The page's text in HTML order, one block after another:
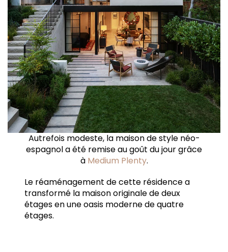
Autrefois modeste, la maison de style néo-
espagnol a été remise au goût du jour grâce
à Medium Plenty.
Le réaménagement de cette résidence a
transformé la maison originale de deux
étages en une oasis moderne de quatre
étages.